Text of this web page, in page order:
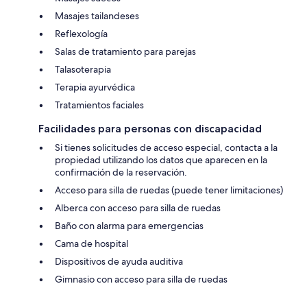
Masajes tailandeses
Reflexología
Salas de tratamiento para parejas
Talasoterapia
Terapia ayurvédica
Tratamientos faciales
Facilidades para personas con discapacidad
Si tienes solicitudes de acceso especial, contacta a la
propiedad utilizando los datos que aparecen en la
confirmación de la reservación.
Acceso para silla de ruedas (puede tener limitaciones)
Alberca con acceso para silla de ruedas
Baño con alarma para emergencias
Cama de hospital
Dispositivos de ayuda auditiva
Gimnasio con acceso para silla de ruedas